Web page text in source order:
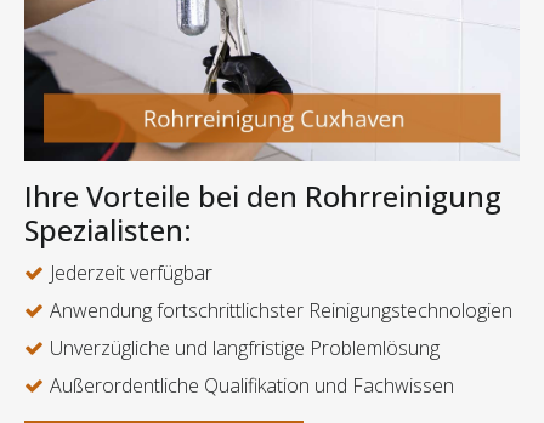
Ihre Vorteile bei den Rohrreinigung
Spezialisten:
Jederzeit verfügbar
Anwendung fortschrittlichster Reinigungstechnologien
Unverzügliche und langfristige Problemlösung
Außerordentliche Qualifikation und Fachwissen